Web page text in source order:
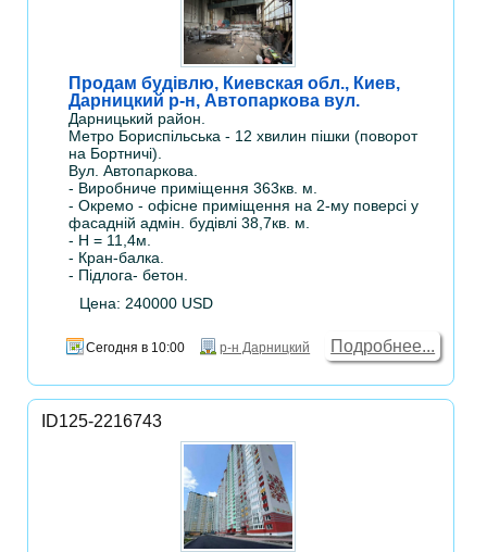
Продам будівлю, Киевская обл., Киев,
Дарницкий р-н, Автопаркова вул.
Дарницький район.
Метро Бориспільська - 12 хвилин пішки (поворот
на Бортничі).
Вул. Автопаркова.
- Виробниче приміщення 363кв. м.
- Окремо - офісне приміщення на 2-му поверсі у
фасадній адмін. будівлі 38,7кв. м.
- Н = 11,4м.
- Кран-балка.
- Підлога- бетон.
Цена: 240000 USD
Сегодня в 10:00 р-н Дарницкий Подробнее...
ID125-2216743